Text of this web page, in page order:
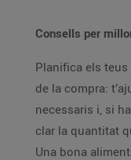
Consells per
Planifica els
de la compra:
necessaris i, si
clar la quantitat
Una bona